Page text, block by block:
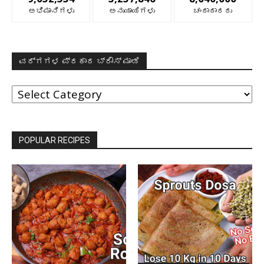
ಅಭಿಮಾನಿಗಳು ಅನುಯಾಯಿಗಳು ಚಂದಾದಾರರು
ವರ್ಗಗಳ ಪ್ರಕಾರ ಬ್ರೌಸ್ ಮಾಡಿ
ವರ್ಗಗಳ
ಪ್ರಕಾರ
ಬ್ರೌಸ್
POPULAR RECIPES